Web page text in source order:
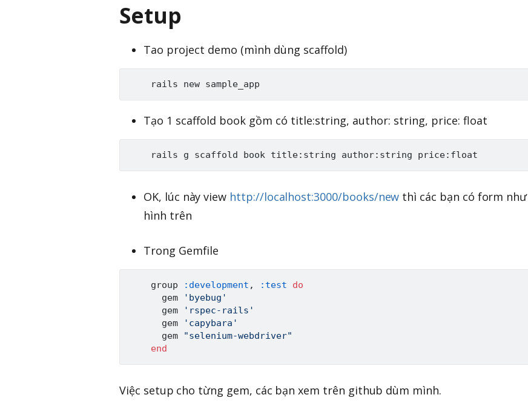
Setup
Tao project demo (mình dùng scaffold)
Tạo 1 scaffold book gồm có title:string, author: string, price: float
OK, lúc này view http://localhost:3000/books/new thì các bạn có form như
hình trên
Trong Gemfile
    group
:development , :test
do
      gem
'byebug'
      gem
'rspec-rails'
      gem
'capybara'
      gem
"selenium-webdriver"
end
Việc setup cho từng gem, các bạn xem trên github dùm mình.